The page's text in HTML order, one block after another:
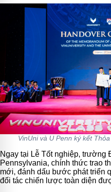
VinUni và U Penn ký kết
Ngay tại Lễ Tốt nghiệp,
Pennsylvania, chính thức trao
mới, đánh dấu bước phát triển
đối tác chiến lược toàn diện